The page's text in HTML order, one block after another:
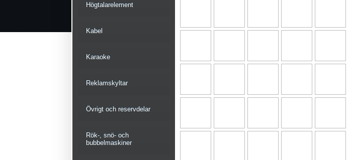
Högtalarelement
Kabel
Karaoke
Reklamskyltar
Övrigt och reservdelar
Rök-, snö- och
bubbelmaskiner